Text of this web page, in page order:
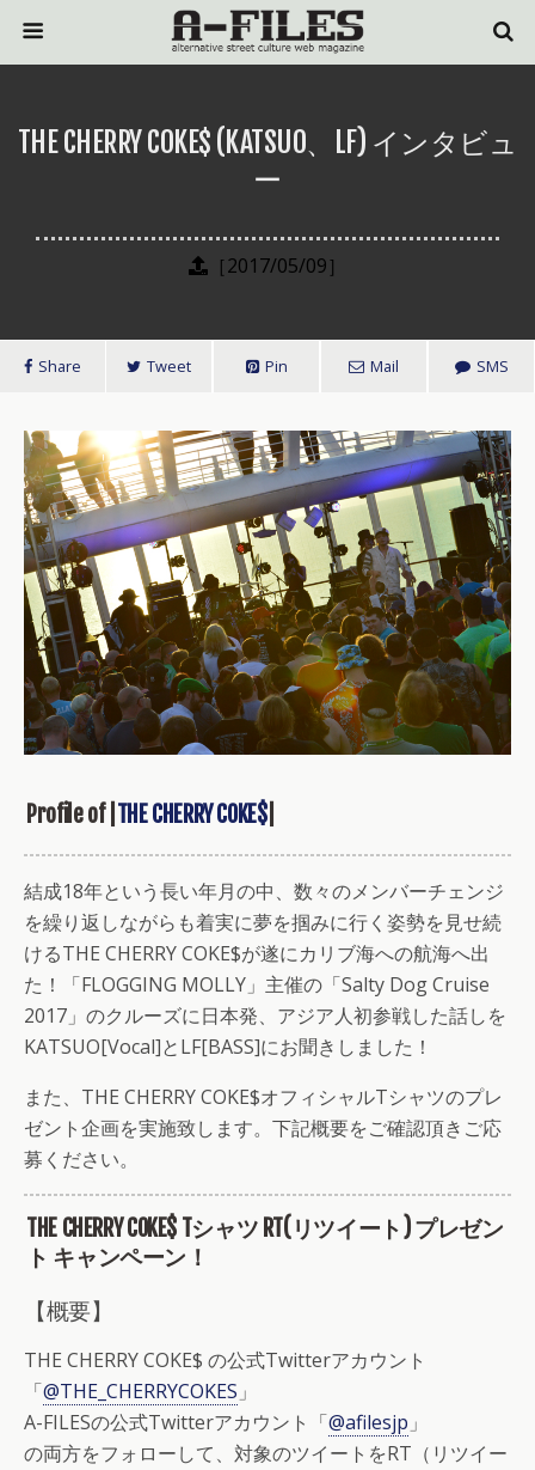
THE CHERRY COKE$ (KATSUO、LF) インタビュ
ー
［2017/05/09］
Share Tweet Pin Mail SMS
Profile of | THE CHERRY COKE$|
結成18年という長い年月の中、数々のメンバーチェンジ
を繰り返しながらも着実に夢を掴みに行く姿勢を見せ続
けるTHE CHERRY COKE$が遂にカリブ海への航海へ出
た！「FLOGGING MOLLY」主催の「Salty Dog Cruise
2017」のクルーズに日本発、アジア人初参戦した話しを
KATSUO[Vocal]とLF[BASS]にお聞きしました！
また、THE CHERRY COKE$オフィシャルTシャツのプレ
ゼント企画を実施致します。下記概要をご確認頂きご応
募ください。
THE CHERRY COKE$ Tシャツ RT(リツイート) プレゼン
ト キャンペーン！
【概要】
THE CHERRY COKE$ の公式Twitterアカウント
「@THE_CHERRYCOKES 」
A-FILESの公式Twitterアカウント「@afilesjp 」
の両方をフォローして、対象のツイートをRT（リツイー